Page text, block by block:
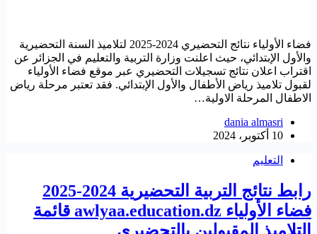
فضاء الأولياء نتائج التحضيري 2024-2025 لتلاميذ السنة التحضيرية
والأول الإبتدائي، حيث اعلنت وزارة التربية والتعليم في الجزائر عن
اقتراب اعلان نتائج تسجيلات التحضيري عبر موقع فضاء الأولياء
لقبول تلاميذ رياض الأطفال والأول الإبتدائي. فقد تعتبر مرحلة رياض
الاطفال المرحلة الاولية…
dania almasri
10 أكتوبر، 2024
التعليم
رابط نتائج التربية التحضيرية 2024-2025
فضاء الأولياء awlyaa.education.dz قائمة